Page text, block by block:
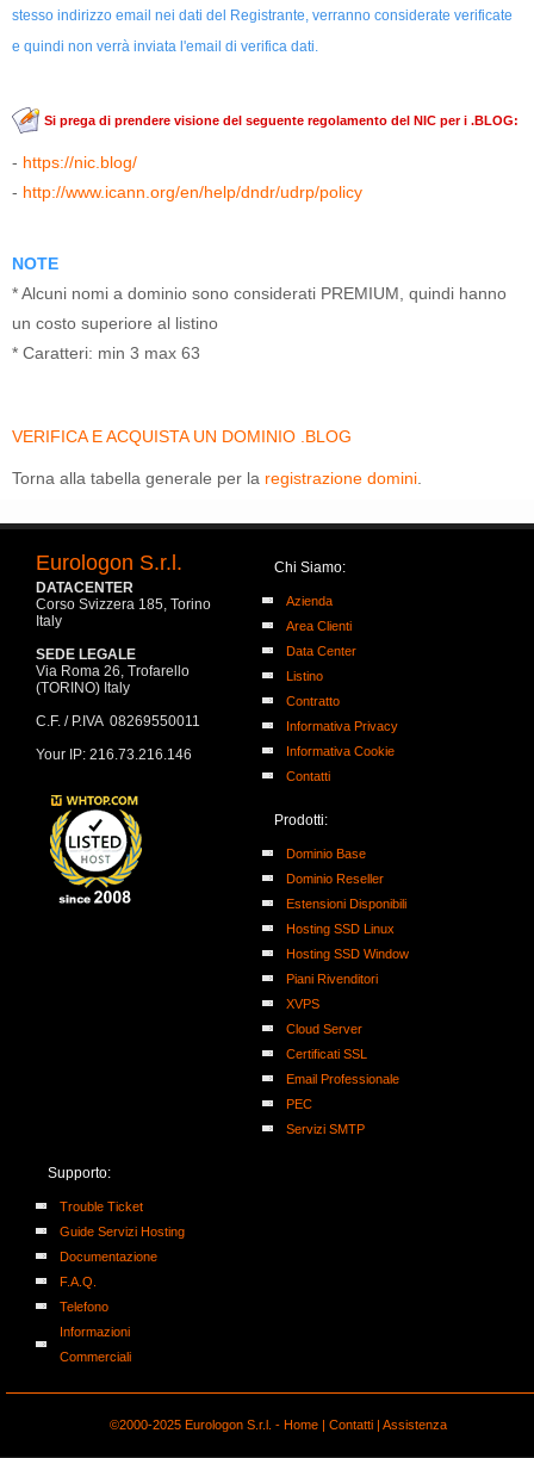
stesso indirizzo email nei dati del Registrante, verranno considerate verificate
e quindi non verrà inviata l'email di verifica dati.
Si prega di prendere visione del seguente regolamento del NIC per i .BLOG:
- https://nic.blog/
- http://www.icann.org/en/help/dndr/udrp/policy
NOTE
* Alcuni nomi a dominio sono considerati PREMIUM, quindi hanno
un costo superiore al listino
* Caratteri: min 3 max 63
VERIFICA E ACQUISTA UN DOMINIO .BLOG
Torna alla tabella generale per la registrazione domini
Eurologon S.r.l.
DATACENTER
Corso Svizzera 185, Torino
Italy
SEDE LEGALE
Via Roma 26, Trofarello
(TORINO) Italy
C.F. / P.IVA 08269550011
Your IP: 216.73.216.146
Chi Siamo:
Azienda
Area Clienti
Data Center
Listino
Contratto
Informativa Privacy
Informativa Cookie
Contatti
Prodotti:
Dominio Base
Dominio Reseller
Estensioni Disponibili
Hosting SSD Linux
Hosting SSD Window
Piani Rivenditori
XVPS
Cloud Server
Certificati SSL
Email Professionale
PEC
Servizi SMTP
Supporto:
Trouble Ticket
Guide Servizi Hosting
Documentazione
F.A.Q.
Telefono
Informazioni
Commerciali
©2000-2025 Eurologon S.r.l. -Home |Contatti |Assistenza